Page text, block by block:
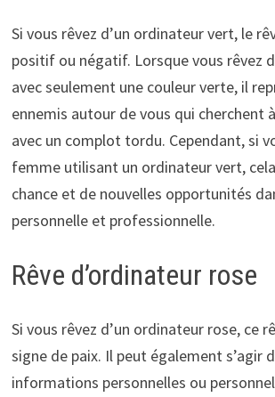
Si vous rêvez d’un ordinateur vert, le
positif ou négatif. Lorsque vous rêvez
avec seulement une couleur verte, il
ennemis autour de vous qui cherchent
avec un complot tordu. Cependant, si
femme utilisant un ordinateur vert,
chance et de nouvelles opportunités
personnelle et professionnelle.
Rêve d’ordinateur rose
Si vous rêvez d’un ordinateur rose, ce
signe de paix. Il peut également s’agir
informations personnelles ou